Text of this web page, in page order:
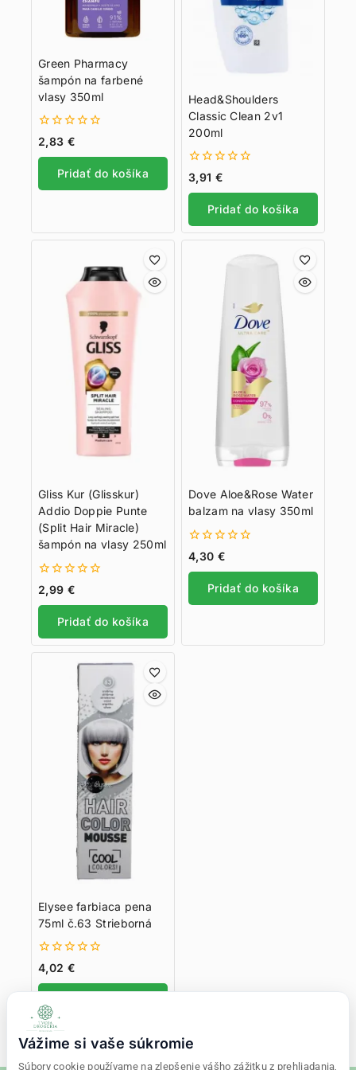
Green Pharmacy
šampón na farbené
vlasy 350ml
0
5
2,83 €
Pridať do košíka
Head&Shoulders
Classic Clean 2v1
200ml
0
z
5
3,91 €
Pridať do košíka
Gliss Kur (Glisskur)
Addio Doppie Punte
(Split Hair Miracle)
šampón na vlasy 250ml
0
z
5
2,99 €
Pridať do košíka
Dove Aloe&Rose Water
balzam na vlasy 350ml
0
z
5
4,30 €
Pridať do košíka
Elysee farbiaca pena
75ml č.63 Strieborná
0
5
4,02 €
Vážime si vaše súkromie
Súbory cookie používame na zlepšenie vášho zážitku z prehliadania,